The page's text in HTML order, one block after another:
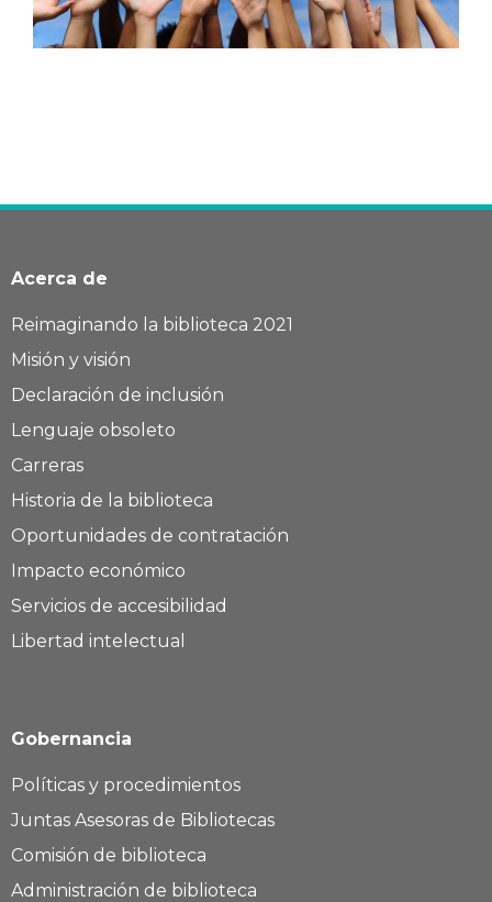
Acerca de
Reimaginando la biblioteca 2021
Misión y visión
Declaración de inclusión
Lenguaje obsoleto
Carreras
Historia de la biblioteca
Oportunidades de contratación
Impacto económico
Servicios de accesibilidad
Libertad intelectual
Gobernancia
Políticas y procedimientos
Juntas Asesoras de Bibliotecas
Comisión de biblioteca
Administración de biblioteca